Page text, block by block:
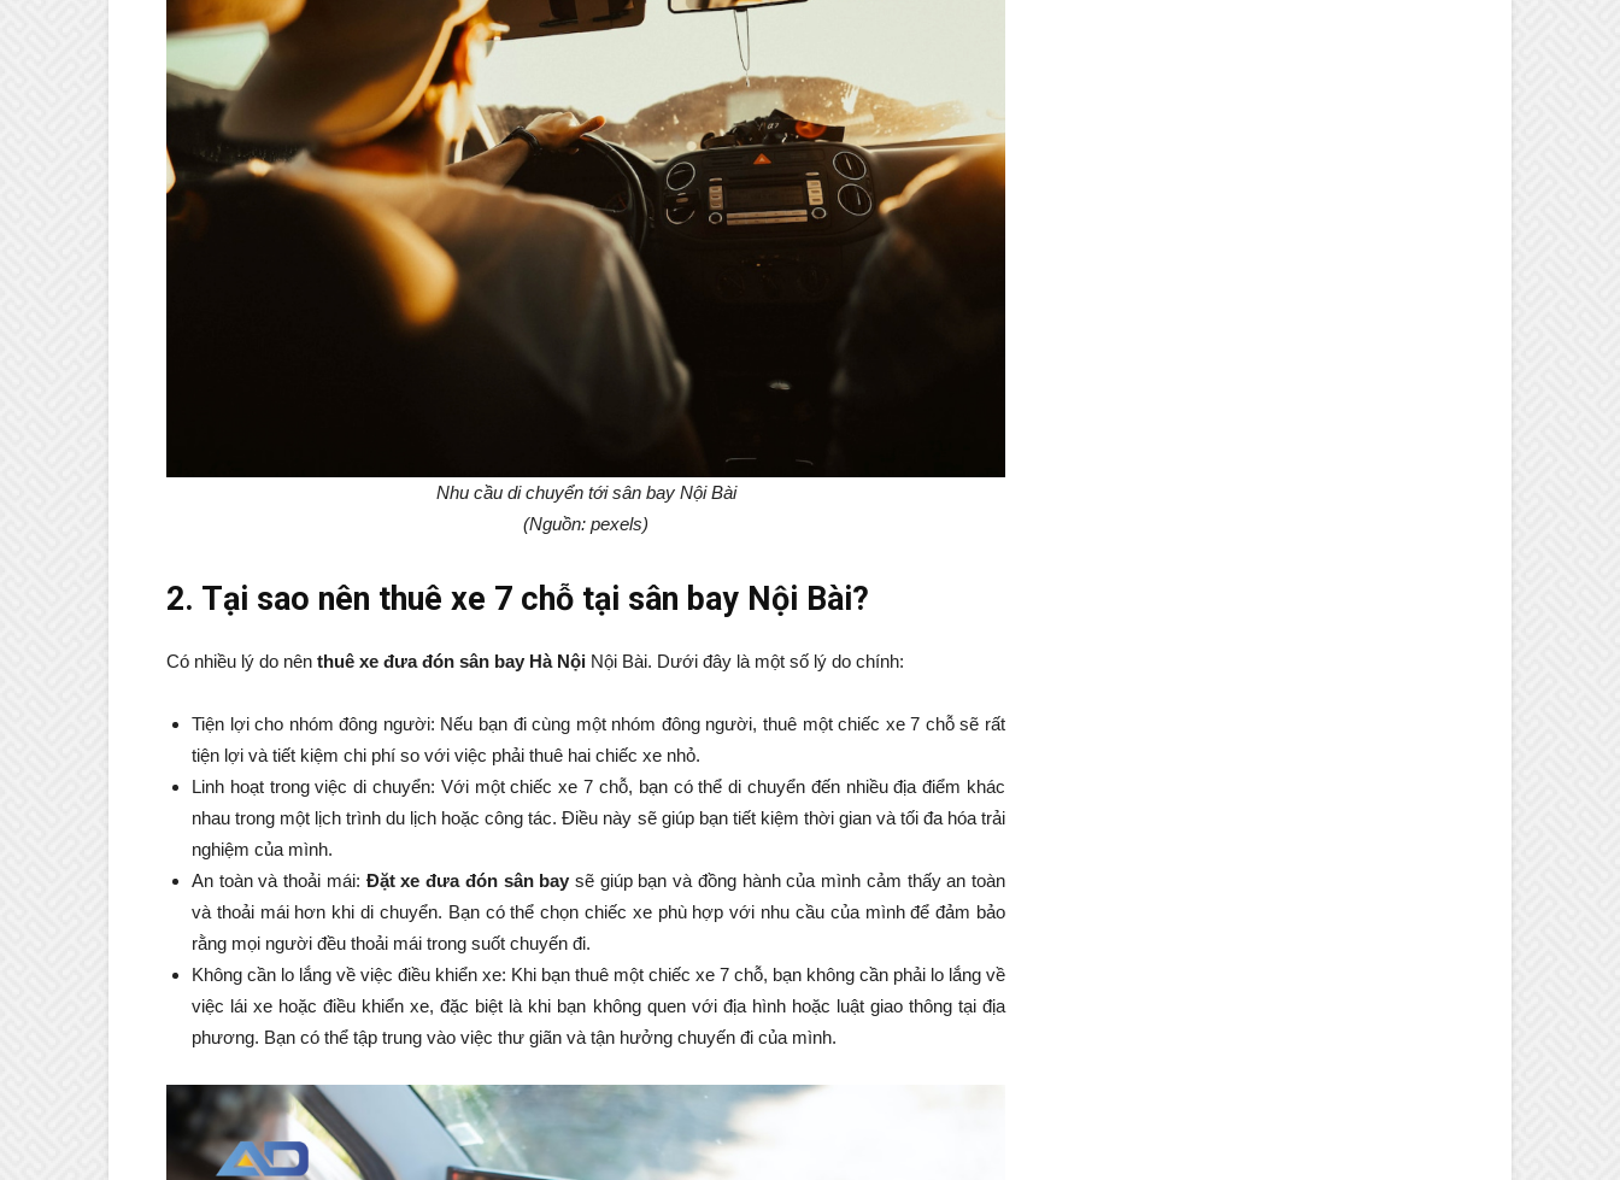
Nhu cầu di chuyển tới sân bay Nội Bài
(Nguồn: pexels)
2. Tại sao nên thuê xe 7 chỗ tại sân bay Nội Bài?
Có nhiều lý do nên thuê xe đưa đón sân bay Hà Nội Nội Bài. Dưới đây là một số lý do chính:
Tiện lợi cho nhóm đông người: Nếu bạn đi cùng một nhóm đông người, thuê một chiếc xe 7 chỗ sẽ rất
tiện lợi và tiết kiệm chi phí so với việc phải thuê hai chiếc xe nhỏ.
Linh hoạt trong việc di chuyển: Với một chiếc xe 7 chỗ, bạn có thể di chuyển đến nhiều địa điểm khác
nhau trong một lịch trình du lịch hoặc công tác. Điều này sẽ giúp bạn tiết kiệm thời gian và tối đa hóa trải
nghiệm của mình.
An toàn và thoải mái: Đặt xe đưa đón sân bay sẽ giúp bạn và đồng hành của mình cảm thấy an toàn
và thoải mái hơn khi di chuyển. Bạn có thể chọn chiếc xe phù hợp với nhu cầu của mình để đảm bảo
rằng mọi người đều thoải mái trong suốt chuyến đi.
Không cần lo lắng về việc điều khiển xe: Khi bạn thuê một chiếc xe 7 chỗ, bạn không cần phải lo lắng về
việc lái xe hoặc điều khiển xe, đặc biệt là khi bạn không quen với địa hình hoặc luật giao thông tại địa
phương. Bạn có thể tập trung vào việc thư giãn và tận hưởng chuyến đi của mình.